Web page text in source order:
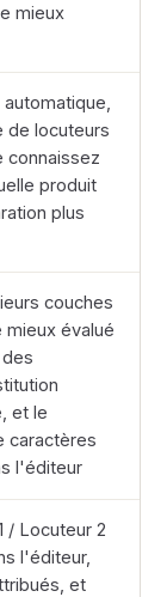
mieux
de locuteurs
connaissez
produit
plus
couches
mieux évalué
et le
caractères
l'éditeur
/ Locuteur 2
l'éditeur,
et